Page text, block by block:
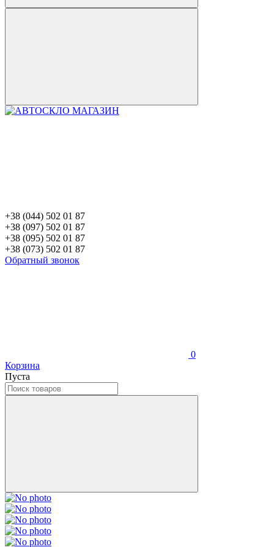
+38 (044) 502 01 87
+38 (097) 502 01 87
+38 (095) 502 01 87
+38 (073) 502 01 87
Обратный звонок
0
Корзина
Пуста